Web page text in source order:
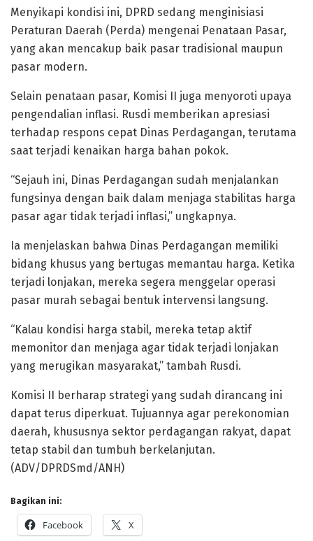
Menyikapi kondisi ini, DPRD sedang menginisiasi
Peraturan Daerah (Perda) mengenai Penataan Pasar,
yang akan mencakup baik pasar tradisional maupun
pasar modern.
Selain penataan pasar, Komisi II juga menyoroti upaya
pengendalian inflasi. Rusdi memberikan apresiasi
terhadap respons cepat Dinas Perdagangan, terutama
saat terjadi kenaikan harga bahan pokok.
“Sejauh ini, Dinas Perdagangan sudah menjalankan
fungsinya dengan baik dalam menjaga stabilitas harga
pasar agar tidak terjadi inflasi,” ungkapnya.
Ia menjelaskan bahwa Dinas Perdagangan memiliki
bidang khusus yang bertugas memantau harga. Ketika
terjadi lonjakan, mereka segera menggelar operasi
pasar murah sebagai bentuk intervensi langsung.
“Kalau kondisi harga stabil, mereka tetap aktif
memonitor dan menjaga agar tidak terjadi lonjakan
yang merugikan masyarakat,” tambah Rusdi.
Komisi II berharap strategi yang sudah dirancang ini
dapat terus diperkuat. Tujuannya agar perekonomian
daerah, khususnya sektor perdagangan rakyat, dapat
tetap stabil dan tumbuh berkelanjutan.
(ADV/DPRDSmd/ANH)
Bagikan ini:
Facebook X